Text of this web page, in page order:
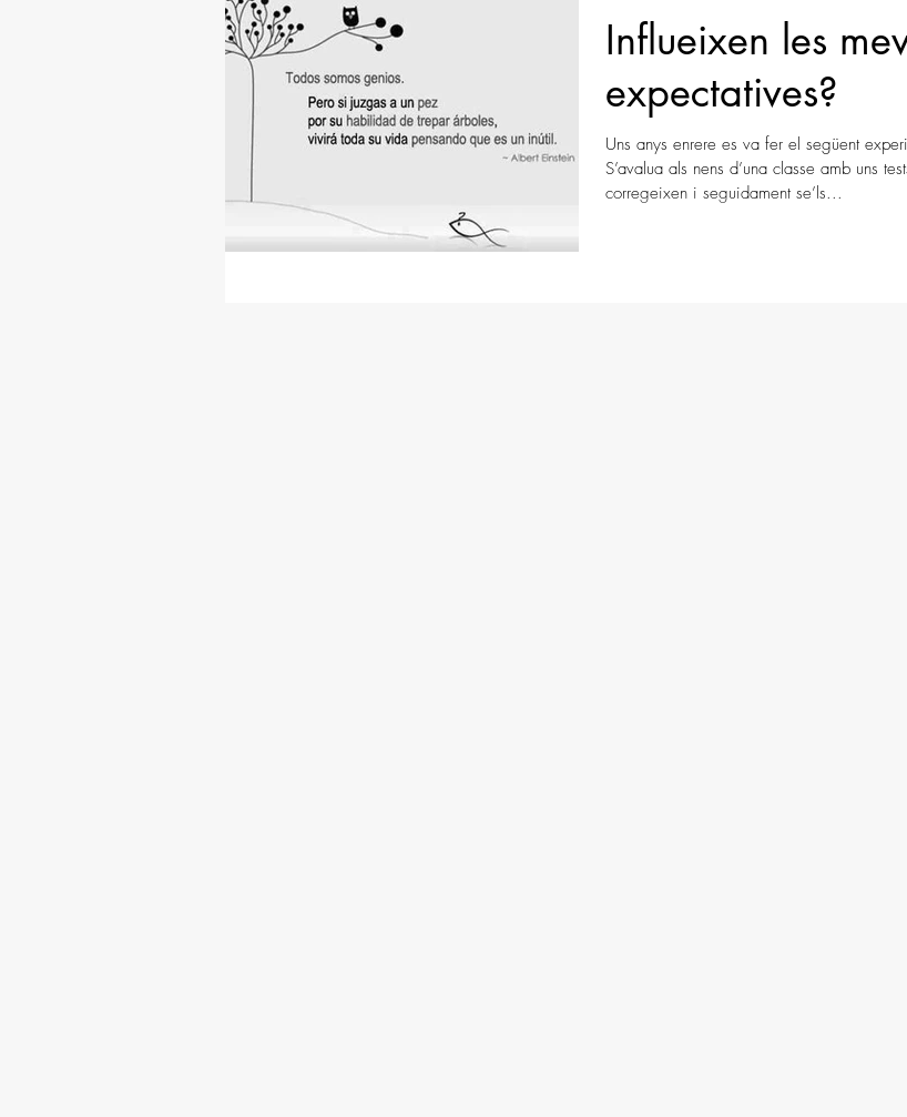
Influeixen les
expectatives?
Uns anys enrere es va fer el següent
S’avalua als nens d’una classe amb uns
corregeixen i seguidament se’ls...